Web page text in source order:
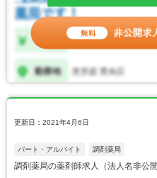
更新日：2021年4月6日
パート・アルバイト 調剤薬局
調剤薬局の薬剤師求人（法人名非公